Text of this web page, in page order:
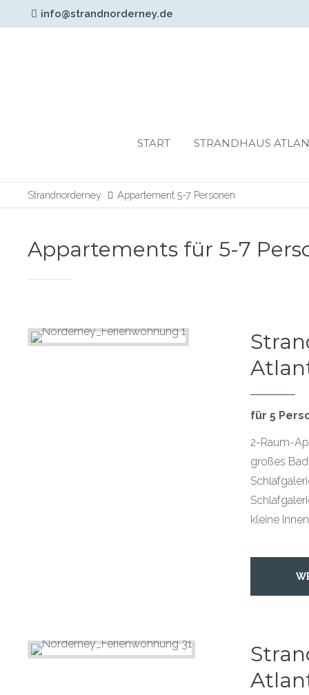
password?
24h
365days
We offer support for our
info@strandnorderney.de
START STRANDHAUS
Strandnorderney Appartement 5-7 Personen
Appartements für 5-7
für 5
2-Raum-
großes
kleine